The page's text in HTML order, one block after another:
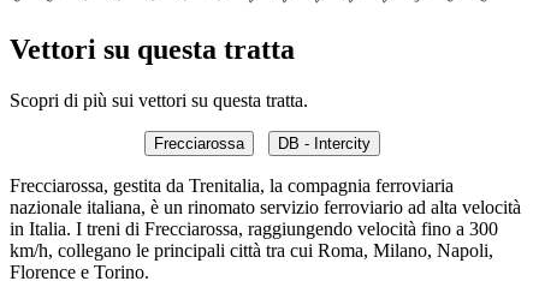
Vettori su questa tratta
Scopri di più sui vettori su questa tratta.
Frecciarossa DB - Intercity
Frecciarossa, gestita da Trenitalia, la compagnia ferroviaria
nazionale italiana, è un rinomato servizio ferroviario ad alta velocità
in Italia. I treni di Frecciarossa, raggiungendo velocità fino a 300
km/h, collegano le principali città tra cui Roma, Milano, Napoli,
Florence e Torino.